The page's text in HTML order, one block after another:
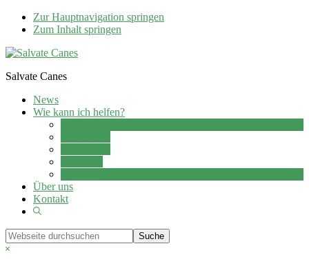
Zur Hauptnavigation springen
Zum Inhalt springen
Salvate Canes
News
Wie kann ich helfen?
Über uns
Kontakt
Show
Webseite
durchsuchen
Hide